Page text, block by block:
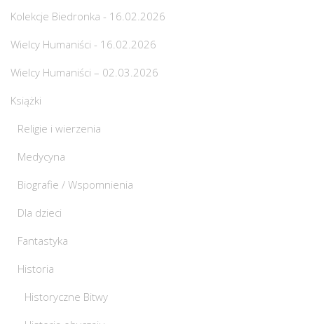
Kolekcje Biedronka - 16.02.2026
Wielcy Humaniści - 16.02.2026
Wielcy Humaniści – 02.03.2026
Książki
Religie i wierzenia
Medycyna
Biografie / Wspomnienia
Dla dzieci
Fantastyka
Historia
Historyczne Bitwy